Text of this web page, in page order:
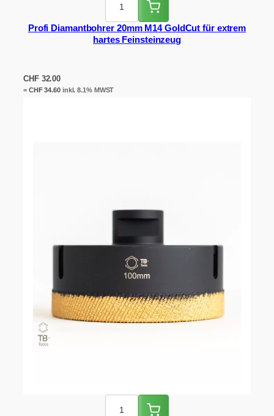
Profi Diamantbohrer 20mm M14 GoldCut für extrem
hartes Feinsteinzeug
CHF32.00
= CHF34.60inkl. 8.1% MWST